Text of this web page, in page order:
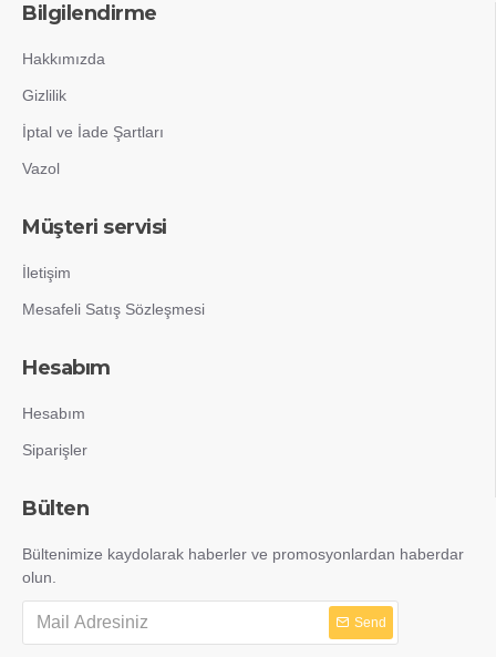
Bilgilendirme
Hakkımızda
Gizlilik
İptal ve İade Şartları
Vazol
Müşteri servisi
İletişim
Mesafeli Satış Sözleşmesi
Hesabım
Hesabım
Siparişler
Bülten
Bültenimize kaydolarak haberler ve promosyonlardan haberdar
olun.
Send